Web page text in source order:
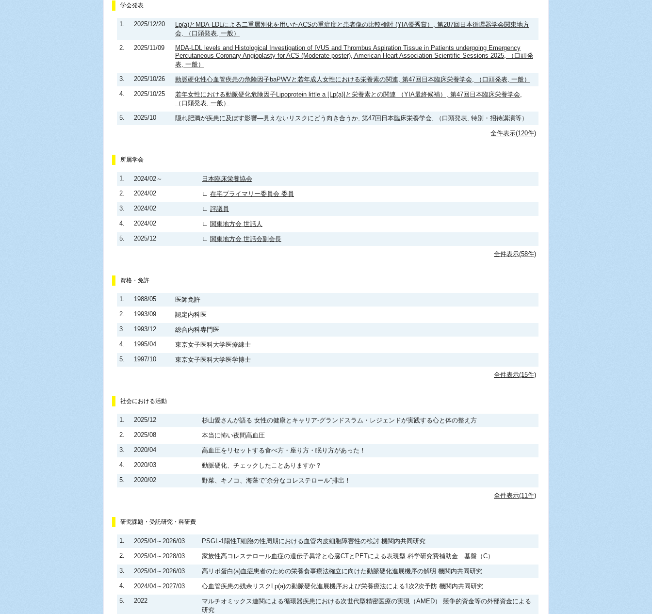
学会発表
1. 2025/12/20
Lp(a)とMDA-LDLによる二重層別化を用いたACSの重症度と患者像の比較検討 (YIA優秀賞）, 第287回日本循環器学会関東地方
会, （口頭発表, 一般）
2.
2025/11/09
MDA-LDL levels and Histological Investigation of IVUS and Thrombus Aspiration Tissue in Patients undergoing Emergency
Percutaneous Coronary Angioplasty for ACS (Moderate poster), American Heart Association Scientific Sessions 2025, （口頭発
表, 一般）
3.
2025/10/26
動脈硬化性心血管疾患の危険因子baPWVと若年成人女性における栄養素の関連, 第47回日本臨床栄養学会, （口頭発表, 一般）
4.
2025/10/25
若年女性における動脈硬化危険因子Lipoprotein little a [Lp(a)]と栄養素との関連 （YIA最終候補）, 第47回日本臨床栄養学会,
（口頭発表, 一般）
5.
2025/10 隠れ肥満が疾患に及ぼす影響―見えないリスクにどう向き合うか, 第47回日本臨床栄養学会, （口頭発表, 特別・招待講演等）
全件表示(120件)
所属学会
1. 2024/02～
日本臨床栄養協会
2.
2024/02 ∟ 在宅プライマリー委員会 委員
3.
2024/02 ∟ 評議員
4.
2024/02 ∟ 関東地方会 世話人
5.
2025/12 ∟ 関東地方会 世話会副会長
全件表示(58件)
資格・免許
1. 1988/05
医師免許
2.
1993/09
認定内科医
3.
1993/12
総合内科専門医
4.
1995/04
東京女子医科大学医療練士
5.
1997/10 東京女子医科大学医学博士
全件表示(15件)
社会における活動
1. 2025/12
杉山愛さんが語る 女性の健康とキャリア-グランドスラム・レジェンドが実践する心と体の整え方
2.
2025/08
本当に怖い夜間高血圧
3.
2020/04
高血圧をリセットする食べ方・座り方・眠り方があった！
4.
2020/03
動脈硬化、チェックしたことありますか？
5.
2020/02 野菜、キノコ、海藻で“余分なコレステロール”排出！
全件表示(11件)
研究課題・受託研究・科研費
1. 2025/04～2026/03
PSGL-1陽性T細胞の性周期における血管内皮細胞障害性の検討 機関内共同研究
2.
2025/04～2028/03
家族性高コレステロール血症の遺伝子異常と心臓CTとPETによる表現型 科学研究費補助金 基盤（C）
3.
2025/04～2026/03
高リポ蛋白(a)血症患者のための栄養食事療法確立に向けた動脈硬化進展機序の解明 機関内共同研究
4.
2024/04～2027/03
心血管疾患の残余リスクLp(a)の動脈硬化進展機序および栄養療法による1次2次予防 機関内共同研究
5.
2022
マルチオミックス連関による循環器疾患における次世代型精密医療の実現（AMED） 競争的資金等の外部資金による
研究